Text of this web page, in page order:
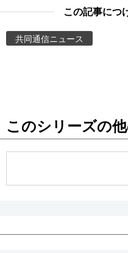
Images
People
この記事につ
共同通信ニュース
このシリーズの